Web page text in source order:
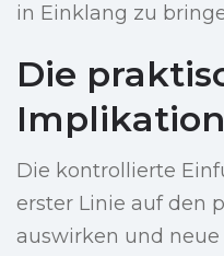
in Einklang zu
Die
Die kontrollierte
erster Linie auf den
auswirken und neue